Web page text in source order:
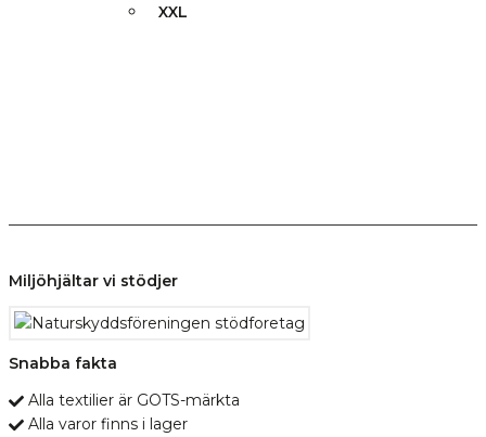
XXL
Miljöhjältar vi stödjer
Snabba fakta
Alla textilier är GOTS-märkta
Alla varor finns i lager